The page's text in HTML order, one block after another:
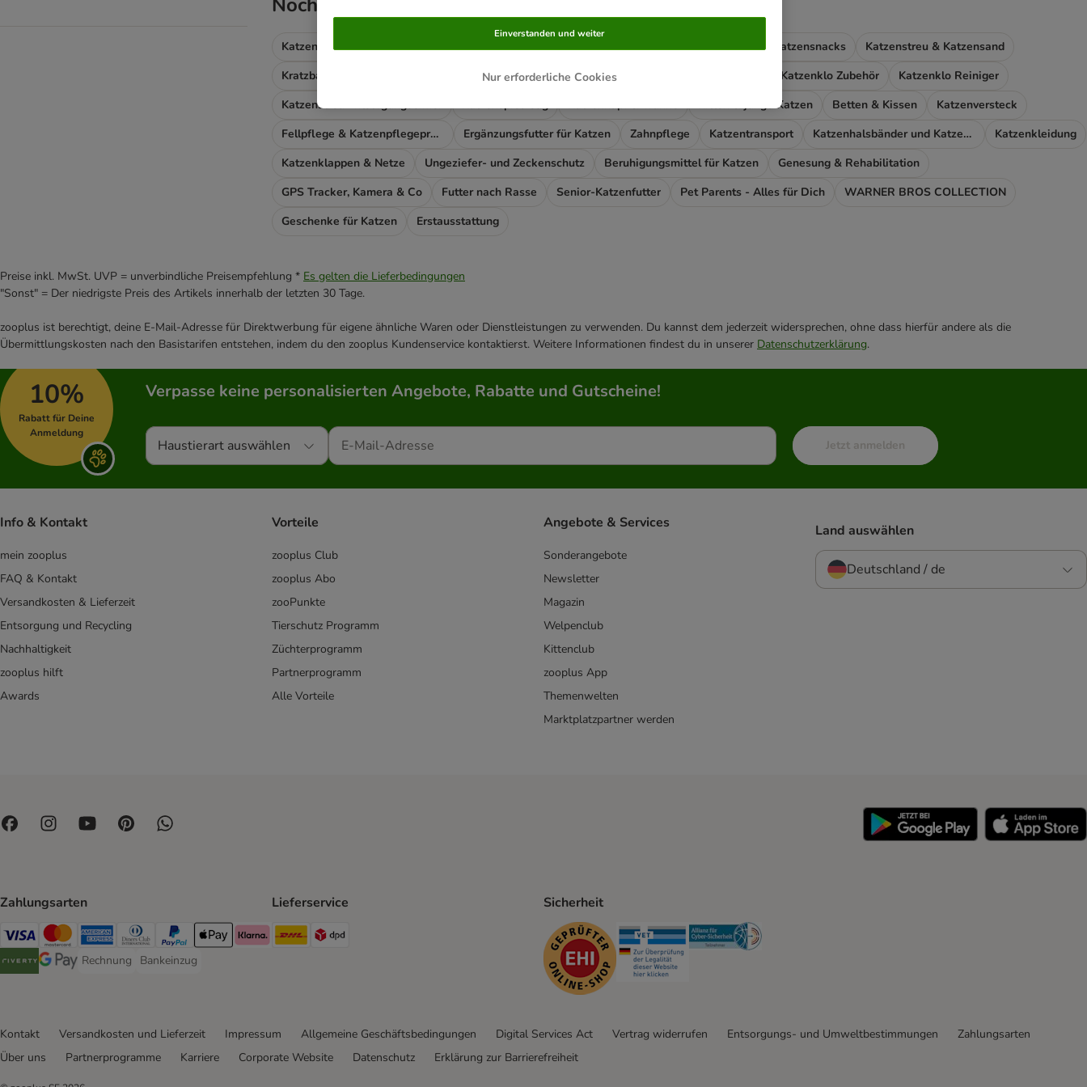
Noch nicht das Richtige gefunden?
Katzenfutter nass Katzenfutter trocken Produkte für jedes Alter Vet Katzenfutter Katzensnacks
Katzenstreu & Katzensand
Kratzbaum & Kratzmöbel
Kratzbaum Ersatzteile & Zubehör Kratzstämme Katzenklo Zubehör
Katzenklo Reiniger
Katzenstreu Entsorgungseimer
Katzenspielzeug Katzennapf & Tränke Kitten & junge Katzen Betten & Kissen
Katzenversteck
Fellpflege & Katzenpflegeprodukte
Ergänzungsfutter für Katzen Zahnpflege Katzentransport Katzenhalsbänder und Katzengeschirr
Katzenkleidung
Katzenklappen & Netze
Ungeziefer- und Zeckenschutz Beruhigungsmittel für Katzen
Genesung & Rehabilitation
GPS Tracker, Kamera & Co
Futter nach Rasse Senior-Katzenfutter Pet Parents - Alles für Dich
WARNER BROS COLLECTION
Geschenke für Katzen
Erstausstattung
Preise inkl. MwSt. UVP = unverbindliche Preisempfehlung * Es gelten die Lieferbedingungen
"Sonst" = Der niedrigste Preis des Artikels innerhalb der letzten 30 Tage.
zooplus ist berechtigt, deine E-Mail-Adresse für Direktwerbung für eigene ähnliche Waren oder Dienstleistungen zu verwenden. Du kannst dem jederzeit widersprechen, ohne dass hierfür andere als die
Übermittlungskosten nach den Basistarifen entstehen, indem du den zooplus Kundenservice kontaktierst. Weitere Informationen findest du in unserer Datenschutzerklärung.
10%
Rabatt für Deine
Anmeldung
Verpasse keine personalisierten Angebote, Rabatte und Gutscheine!
Haustierart auswählen Jetzt anmelden
Info & Kontakt
mein zooplus
FAQ & Kontakt
Versandkosten & Lieferzeit
Entsorgung und Recycling
Nachhaltigkeit
zooplus hilft
Awards
Vorteile
zooplus Club
zooplus Abo
zooPunkte
Tierschutz Programm
Züchterprogramm
Partnerprogramm
Alle Vorteile
Angebote & Services
Sonderangebote
Newsletter
Magazin
Welpenclub
Kittenclub
zooplus App
Themenwelten
Marktplatzpartner werden
Land auswählen
Deutschland / de
Zahlungsarten
Visa Payment Method
Mastercard Payment Method
American Express Payment Method
Diners Club Payment Method
PayPal Payment Method
Apple Pay Payment Method
Klarna Payment Method
Riverty Payment Method
Google Pay Payment Method
Rechnung
Rechnung Payment Method
Bankeinzug
Bankeinzug Payment Method
Lieferservice
DHL Shipping Method
Sicherheit
Security Security
Kontakt Versandkosten und Lieferzeit Impressum Allgemeine Geschäftsbedingungen Digital Services Act Vertrag widerrufen Entsorgungs- und Umweltbestimmungen
Zahlungsarten
Über uns
Partnerprogramme Karriere Corporate Website Datenschutz Erklärung zur Barrierefreiheit
Nur erforderliche Cookies
Einverstanden und weiter